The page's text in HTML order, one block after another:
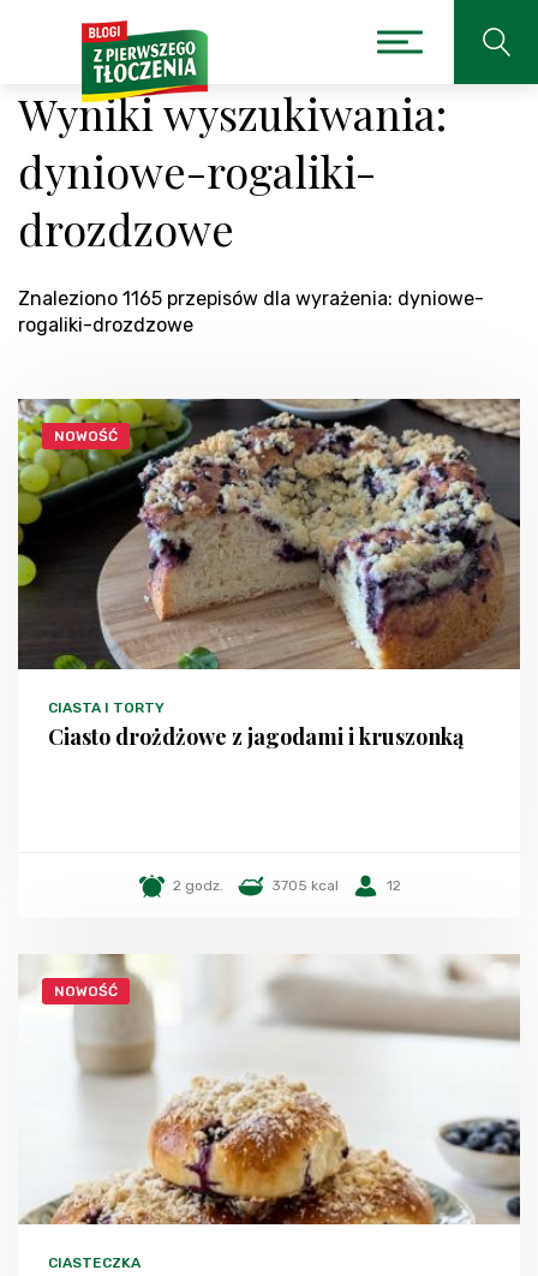
Wyniki wyszukiwania:
dyniowe-rogaliki-
drozdzowe
Znaleziono 1165 przepisów dla wyrażenia: dyniowe-
rogaliki-drozdzowe
NOWOŚĆ
CIASTA I TORTY
Ciasto drożdżowe z jagodami i kruszonką
2 godz. 3705 kcal 12
NOWOŚĆ
CIASTECZKA